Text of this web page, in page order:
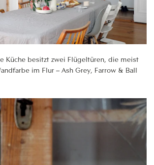
Küche besitzt zwei Flügeltüren, die meist
im Flur – Ash Grey, Farrow & Ball